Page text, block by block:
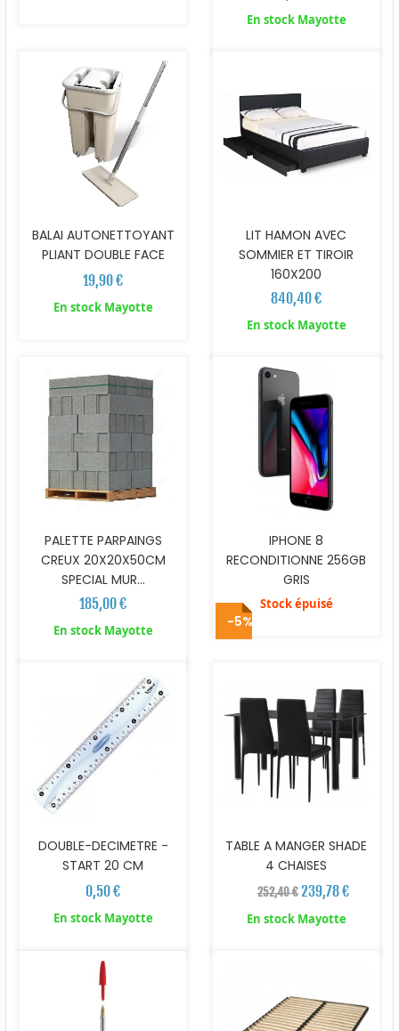
En stock Mayotte
BALAI AUTONETTOYANT
PLIANT DOUBLE FACE
19,90 €
En stock Mayotte
LIT HAMON AVEC
SOMMIER ET TIROIR
160X200
840,40 €
En stock Mayotte
PALETTE PARPAINGS
CREUX 20X20X50CM
SPECIAL MUR...
185,00 €
En stock Mayotte
IPHONE 8
RECONDITIONNE 256GB
GRIS
Stock épuisé
DOUBLE-DECIMETRE -
START 20 CM
0,50 €
En stock Mayotte
-5%
TABLE A MANGER SHADE
4 CHAISES
252,40 € 239,78 €
En stock Mayotte